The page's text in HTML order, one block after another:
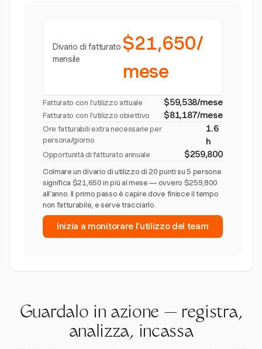
Divario di fatturato
mensile
$21,650/
mese
Fatturato con l'utilizzo attuale $59,538/mese
Fatturato con l'utilizzo obiettivo $81,187/mese
Ore fatturabili extra necessarie per
persona/giorno
1.6
h
Opportunità di fatturato annuale $259,800
Colmare un divario di utilizzo di 20 punti su 5 persone
significa $21,650 in più al mese — ovvero $259,800
all'anno. Il primo passo è capire dove finisce il tempo
non fatturabile, e serve tracciarlo.
Inizia a monitorare l'utilizzo del team
Guardalo in azione — registra,
analizza, incassa